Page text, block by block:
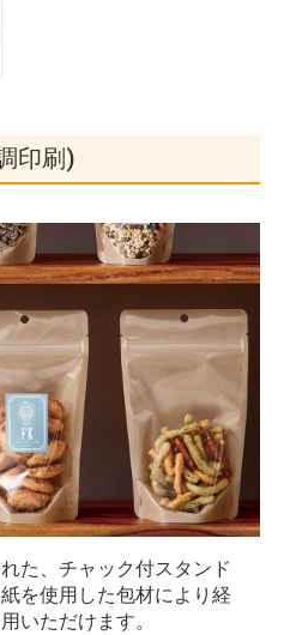
印刷)
た、チャック付スタンド
を使用した包材により経
いただけます。